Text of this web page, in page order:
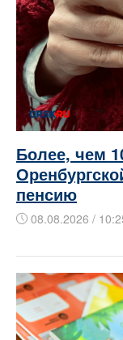
Более, чем
пенсию
08.08.2026 /